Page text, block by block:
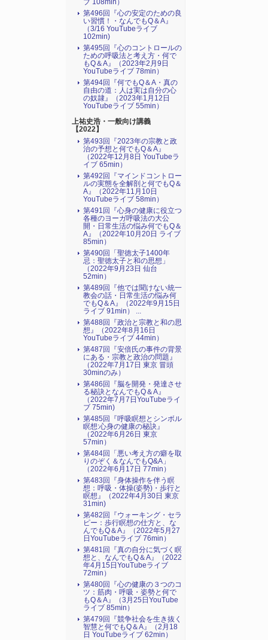
ブ 108min）
第496回『心の安定のための良
い習慣！・なんでもQ＆A』
（3/16 YouTubeライブ
102min)
第495回『心のコントロールの
ための呼吸法と考え方・何で
もQ＆A』（2023年2月9日
YouTubeライブ 78min）
第494回『何でもQ＆A・真の
自由の道：人は実は自分の心
の奴隷』（2023年1月12日
YouTubeライブ 55min）
上祐史浩・一般向け講義
【2022】
第493回『2023年の宗教と政
治の予想と何でもQ＆A』
（2022年12月8日 YouTubeラ
イブ 65min）
第492回『マインドコントロー
ルの実態を全解剖と何でもQ＆
A』（2022年11月10日
YouTubeライブ 58min）
第491回『心身の健康に役立つ
各種のヨーガ呼吸法の大公
開・日常生活の悩み何でもQ＆
A』（2022年10月20日 ライブ
85min）
第490回「聖徳太子1400年
忌：聖徳太子と和の思想」
（2022年9月23日 仙台
52min）
第489回『他では聞けない統一
教会の話・日常生活の悩み何
でもQ＆A』（2022年9月15日
ライブ 91min） ...
第488回『政治と宗教と和の思
想』（2022年8月16日
YouTubeライブ 44min）
第487回『安倍氏の事件の背景
にある・宗教と政治の問題』
（2022年7月17日 東京 冒頭
30minのみ）
第486回『脳を開発・発達させ
る秘訣となんでもQ＆A』
（2022年7月7日YouTubeライ
ブ 75min)
第485回『呼吸瞑想とシンボル
瞑想:心身の健康の秘訣』
（2022年6月26日 東京
57min）
第484回「悪い考え方の癖を取
りのぞく＆なんでもQ&A」
（2022年6月17日 77min）
第483回『身体操作を伴う瞑
想：呼吸・体操(姿勢)・歩行と
瞑想』（2022年4月30日 東京
31min)
第482回『ウォーキング・セラ
ピー：歩行瞑想の仕方と、な
んでもQ＆A』（2022年5月27
日YouTubeライブ 76min）
第481回『真の自分に気づく瞑
想と、なんでもQ＆A』（2022
年4月15日YouTubeライブ
72min）
第480回『心の健康の３つのコ
ツ：筋肉・呼吸・姿勢と何で
もQ＆A』（3月25日YouTube
ライブ 85min）
第479回『競争社会を生き抜く
智慧と何でもQ＆A』（2月18
日 YouTubeライブ 62min）